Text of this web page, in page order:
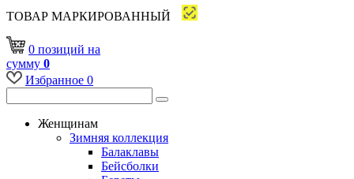
ТОВАР МАРКИРОВАННЫЙ
0 позиций на
сумму 0
Избранное 0
Женщинам
Зимняя коллекция
Балаклавы
Бейсболки